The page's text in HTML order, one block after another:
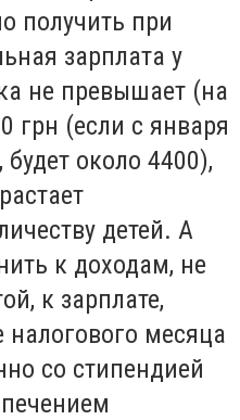
получить при
зарплата у
не превышает (на
грн (если с января
около 4400),
детей. А
к доходам, не
к зарплате,
налогового месяца
со стипендией